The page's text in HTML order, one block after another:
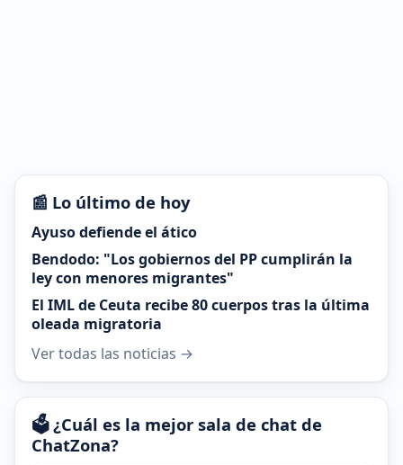
📰 Lo último de hoy
Ayuso defiende el ático
Bendodo: "Los gobiernos del PP cumplirán la
ley con menores migrantes"
El IML de Ceuta recibe 80 cuerpos tras la última
oleada migratoria
Ver todas las noticias →
🗳️ ¿Cuál es la mejor sala de chat de
ChatZona?